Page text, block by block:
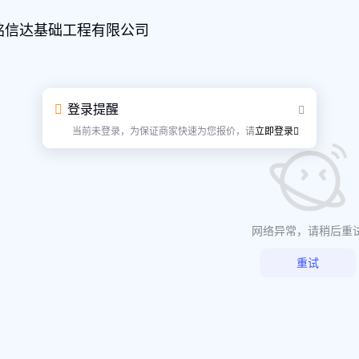
信达基础工程有限公司
登录提醒
当前未登录，为保证商家快速为您报价，请立即登录
网络异常，请稍后重
重试